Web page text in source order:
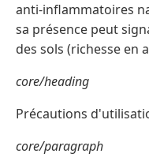
anti-inflammatoires
sa présence peut
des sols (richesse en
core/heading
Précautions
core/paragraph